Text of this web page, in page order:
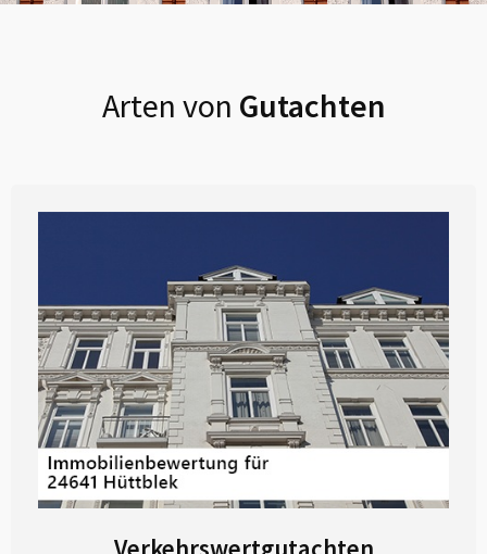
Arten von Gutachten